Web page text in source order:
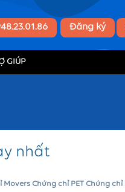
Đăng ký
GIÚP
nhất
Movers Chứng chỉ PET Chứng chỉ